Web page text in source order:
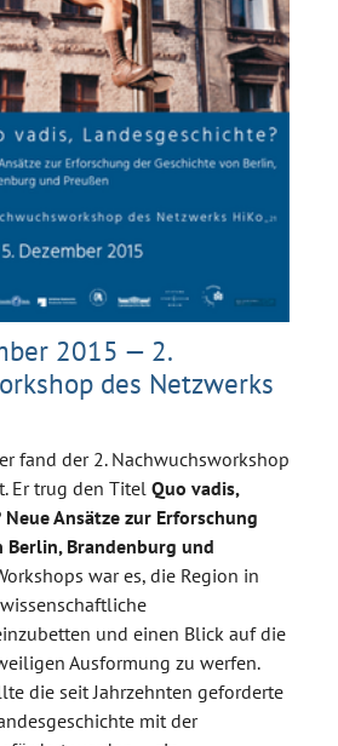
2015 — 2.
des Netzwerks
fand der 2. Nachwuchsworkshop
Er trug den Titel Quo vadis,
Ansätze zur Erforschung
Berlin, Brandenburg und
war es, die Region in
und einen Blick auf die
Ausformung zu werfen.
die seit Jahrzehnten geforderte
mit der